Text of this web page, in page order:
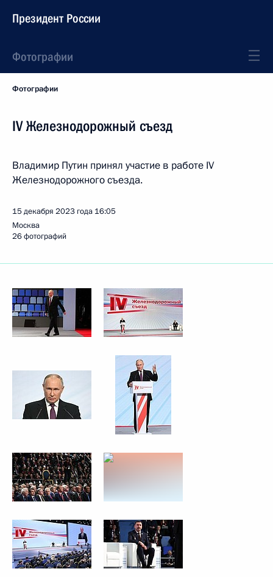
Президент России
Фотографии
Фотографии
IV Железнодорожный съезд
Владимир Путин принял участие в работе IV
Железнодорожного съезда.
15 декабря 2023 года 16:05
Москва
26 фотографий